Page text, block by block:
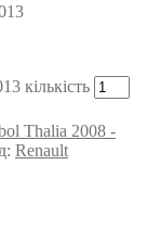
кількість
Thalia 2008 -
Renault